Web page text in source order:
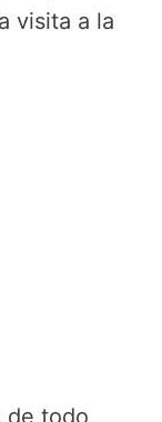
visita a la
de todo